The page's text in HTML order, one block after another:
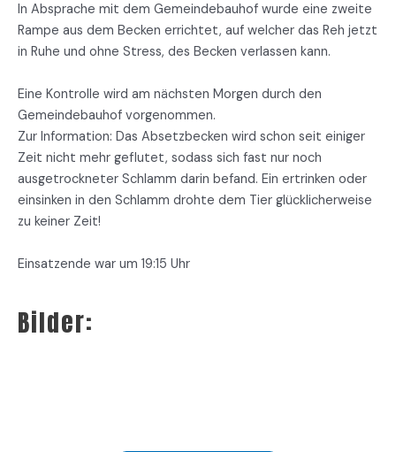
In Absprache mit dem Gemeindebauhof wurde eine zweite
Rampe aus dem Becken errichtet, auf welcher das Reh jetzt
in Ruhe und ohne Stress, des Becken verlassen kann.
Eine Kontrolle wird am nächsten Morgen durch den
Gemeindebauhof vorgenommen.
Zur Information: Das Absetzbecken wird schon seit einiger
Zeit nicht mehr geflutet, sodass sich fast nur noch
ausgetrockneter Schlamm darin befand. Ein ertrinken oder
einsinken in den Schlamm drohte dem Tier glücklicherweise
zu keiner Zeit!
Einsatzende war um 19:15 Uhr
Bilder: